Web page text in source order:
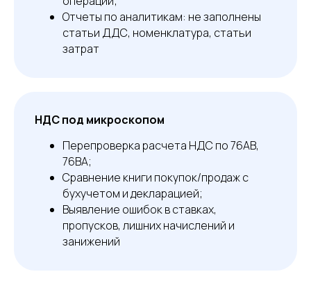
Отчеты по аналитикам: не заполнены
статьи ДДС, номенклатура, статьи
затрат
НДС под микроскопом
Перепроверка расчета НДС по 76АВ,
76ВА;
Сравнение книги покупок/продаж с
бухучетом и декларацией;
Выявление ошибок в ставках,
пропусков, лишних начислений и
занижений